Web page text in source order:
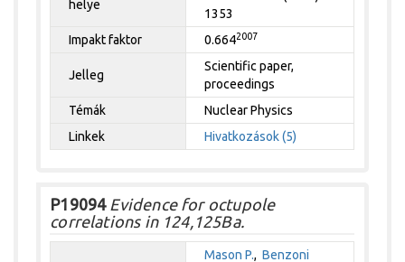
helye
1353
Impakt faktor
0.6642007
Jelleg
Scientific paper,
proceedings
Témák
Nuclear Physics
Linkek
Hivatkozások (5)
P19094Evidence for octupole
correlations in 124,125Ba.
Mason P.,Benzoni